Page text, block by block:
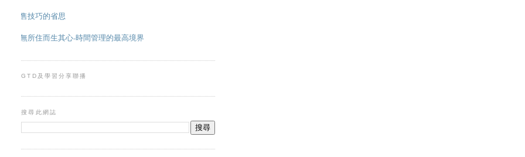
銷售技巧的省思
應無所住而生其心-時間管理的最高境界
GTD及學習分享聯播
搜尋此網誌